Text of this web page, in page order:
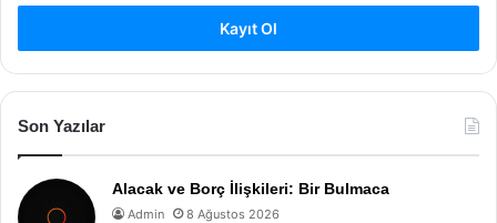
Kayıt Ol
Son Yazılar
Alacak ve Borç İlişkileri: Bir Bulmaca
Admin 8 Ağustos 2026